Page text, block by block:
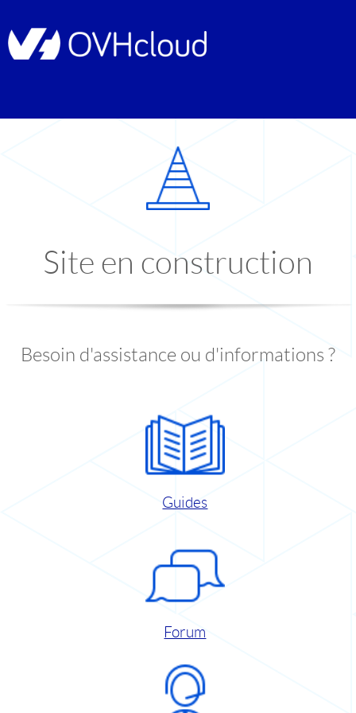
Site en construction
Besoin d'assistance ou d'informations ?
Guides
Forum